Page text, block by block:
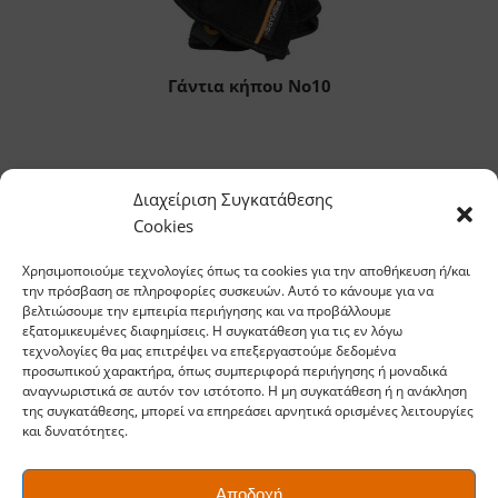
Διαχείριση Συγκατάθεσης
Cookies
Χρησιμοποιούμε τεχνολογίες όπως τα cookies για την αποθήκευση ή/και
την πρόσβαση σε πληροφορίες συσκευών. Αυτό το κάνουμε για να
βελτιώσουμε την εμπειρία περιήγησης και να προβάλλουμε
εξατομικευμένες διαφημίσεις. Η συγκατάθεση για τις εν λόγω
τεχνολογίες θα μας επιτρέψει να επεξεργαστούμε δεδομένα
προσωπικού χαρακτήρα, όπως συμπεριφορά περιήγησης ή μοναδικά
αναγνωριστικά σε αυτόν τον ιστότοπο. Η μη συγκατάθεση ή η ανάκληση
της συγκατάθεσης, μπορεί να επηρεάσει αρνητικά ορισμένες λειτουργίες
και δυνατότητες.
Αποδοχή
Γάντια κήπου No10
3. Διαδικασία
Μεταφύτευσης
Ακολουθήστε τα παρακάτω βήματα για να
πραγματοποιήσετε σωστά τη μεταφύτευση Φυτών:
Αφαίρεση του φυτού: Χρησιμοποιήστε ένα
μικροεργαλείο, όπως το φτυαράκι Fiskars QuikFit™,
για να αφαιρέσετε απαλά το φυτό από το παλιό
του δοχείο, προσέχοντας να μην καταστρέψετε τις